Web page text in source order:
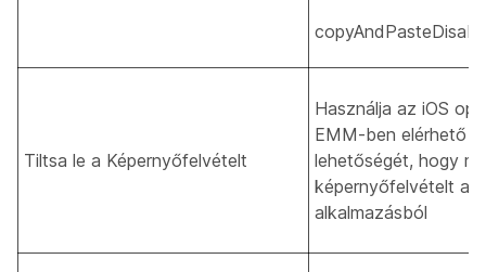
Tiltsa le a Képernyőfelvételt
Használja az iOS
EMM-ben elérhető
lehetőségét, hogy
képernyőfelvételt a
alkalmazásból